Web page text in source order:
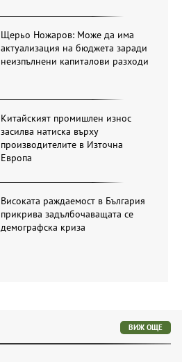
Щерьо Ножаров: Може да има
актуализация на бюджета заради
неизпълнени капиталови разходи
Китайският промишлен износ
засилва натиска върху
производителите в Източна
Европа
Високата раждаемост в България
прикрива задълбочаващата се
демографска криза
ВИЖ ОЩЕ